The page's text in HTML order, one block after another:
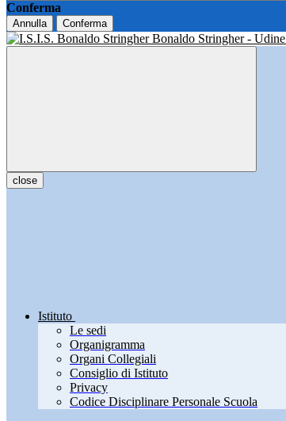
Conferma
Annulla Conferma
Bonaldo Stringher - Udine
close
Istituto
Le sedi
Organigramma
Organi Collegiali
Consiglio di Istituto
Privacy
Codice Disciplinare Personale Scuola